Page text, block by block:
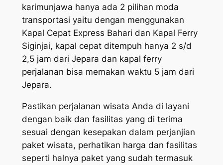
karimunjawa hanya ada 2 pilihan moda
transportasi yaitu dengan menggunakan
Kapal Cepat Express Bahari dan Kapal Ferry
Siginjai, kapal cepat ditempuh hanya 2 s/d
2,5 jam dari Jepara dan kapal ferry
perjalanan bisa memakan waktu 5 jam dari
Jepara.
Pastikan perjalanan wisata Anda di layani
dengan baik dan fasilitas yang di terima
sesuai dengan kesepakan dalam perjanjian
paket wisata, perhatikan harga dan fasilitas
seperti halnya paket yang sudah termasuk